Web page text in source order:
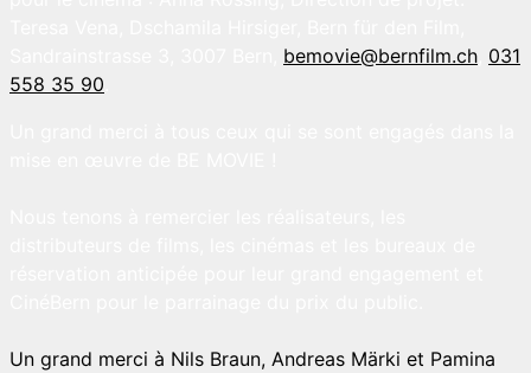
bemovie@bernfilm.ch 031
558 35 90
Un grand merci à Nils Braun, Andreas Märki et Pamina